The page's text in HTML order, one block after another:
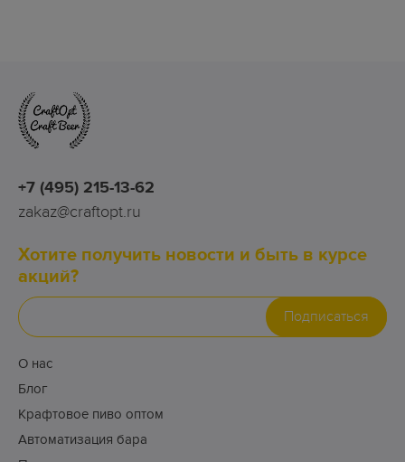
+7 (495) 215-13-62
zakaz@craftopt.ru
Хотите получить новости и быть в курсе
акций?
Подписаться
О нас
Блог
Крафтовое пиво оптом
Автоматизация бара